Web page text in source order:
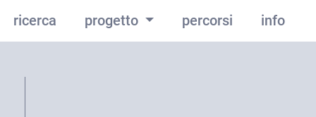
ricerca progetto percorsi info